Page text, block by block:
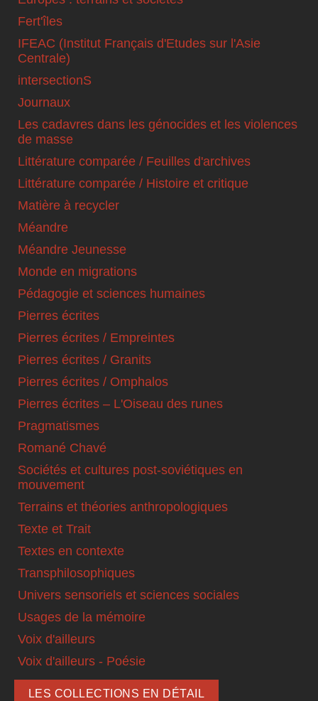
Fert'îles
IFEAC (Institut Français d'Etudes sur l'Asie
Centrale)
intersectionS
Journaux
Les cadavres dans les génocides et les violences
de masse
Littérature comparée / Feuilles d'archives
Littérature comparée / Histoire et critique
Matière à recycler
Méandre
Méandre Jeunesse
Monde en migrations
Pédagogie et sciences humaines
Pierres écrites
Pierres écrites / Empreintes
Pierres écrites / Granits
Pierres écrites / Omphalos
Pierres écrites – L'Oiseau des runes
Pragmatismes
Romané Chavé
Sociétés et cultures post-soviétiques en
mouvement
Terrains et théories anthropologiques
Texte et Trait
Textes en contexte
Transphilosophiques
Univers sensoriels et sciences sociales
Usages de la mémoire
Voix d'ailleurs
Voix d'ailleurs - Poésie
LES COLLECTIONS EN DÉTAIL